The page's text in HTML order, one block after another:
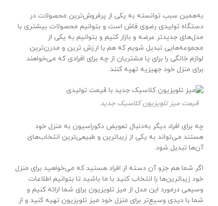
به‌همین سبب توانسته به یکی از پرفروش‌ترین محصولات در
دستگاه تولیدی رضوی فاش است و بتوانیم محصولات بیشتری با
مدل‌های جدیدتر عرضه و بازار کنیم و بتوانیم به یکی از
مجموعه‌هایی تبدیل شویم که هم با ارزش ترین و مدرن‌ترین
لوازم خانگی را برای یا مشتریان از چه برای افرادی که می‌خواهند
برای منزل خود جهیزیه تهیه کنند.
قیمت میز تلویزیون کلاسیک جدید
چه برای افراد دیگر به‌دنبال تعویض دکوراسیون به منزل خود
هستند می‌تواند به یکی از زیباترین و طبیعی‌ترین انتخاب‌های
آن‌ها تبدیل شود.
اگر شما هم جزو آن دسته از افراد هستید که می‌خواهید برای منزل
خود زیباترین‌ها را انتخاب کنید با ما باشید تا بتوانیم اطلاعات
وسیعی درمورد این مدل از میز تلویزیون برای شما ارائه کنیم و
شما با دیدی وسیع‌تر برای منزل خود میز تلویزیون تهیه کنید و از